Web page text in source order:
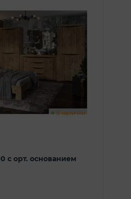
В наличии
с орт. основанием